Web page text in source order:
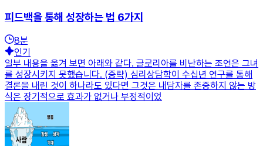
피드백을 통해 성장하는 법 6가지
8분
인기
일부 내용을 옮겨 보면 아래와 같다. 글로리아를 비난하는 조언은 그녀
를 성장시키지 못했습니다. (중략) 심리상담학이 수십년 연구를 통해
결론을 내린 것이 하나라도 있다면 그것은 내담자를 존중하지 않는 방
식은 장기적으로 효과가 없거나 부정적이었